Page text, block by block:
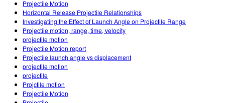
ბიოლოგია
თარგმნილი სიმ-ები
Customizable Sims
Virtual Workshops
Professional Learning with PhET
Teaching with PhET
PhET Global
Data Fluency
DEIB in STEM Ed
SceneryStack OSE
Impact Report
ᲨᲔᲡᲕᲚᲐ / ᲠᲔᲒᲘᲡᲢᲠᲐᲪᲘᲐ
Projectile Motion
Horizontal Release Projectile Relationships
Investigating the Effect of Launch Angle on Projectile Range
Projectile motion, range, time, velocity
projectile motion
Projectile Motion report
Projectile launch angle vs displacement
projectile motion
projectile
Projctile motion
Projectile Motion